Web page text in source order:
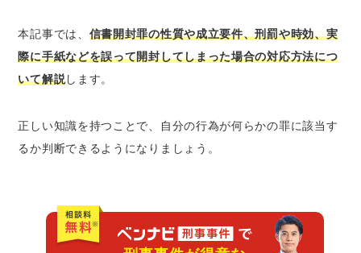
本記事では、 信書開封罪の性質や成立要件、刑罰や時効、実
際に手紙などを誤って開封してしまった場合の対応方法につ
いて解説します。
正しい知識を持つことで、自分の行為が何らかの罪に該当す
るか判断できるようになりましょう。